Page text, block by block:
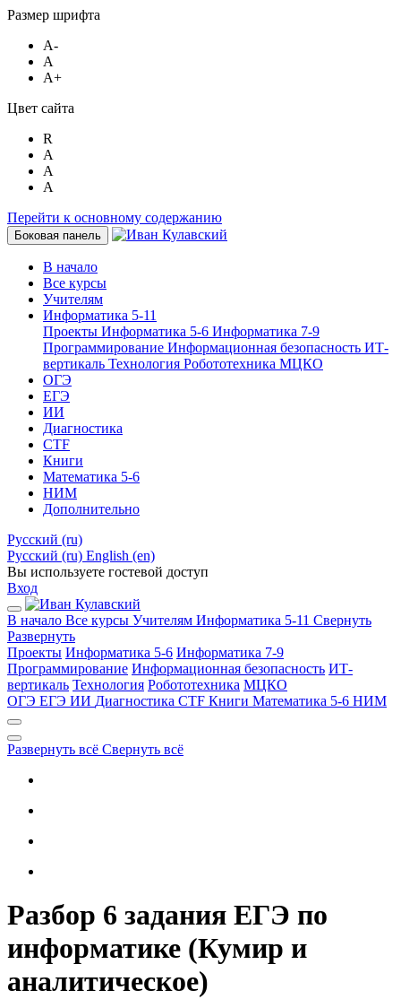
Размер шрифта
A-
A
A+
Цвет сайта
R
A
A
A
Перейти к основному содержанию
Боковая панель
В начало
Все курсы
Учителям
Информатика 5-11
Проекты Информатика 5-6 Информатика 7-9
Программирование Информационная безопасность ИТ-
вертикаль Технология Робототехника МЦКО
ОГЭ
ЕГЭ
ИИ
Диагностика
CTF
Книги
Математика 5-6
НИМ
Дополнительно
Русский ‎(ru)‎
Русский ‎(ru)‎ English ‎(en)‎
Вы используете гостевой доступ
Вход
В начало Все курсы Учителям Информатика 5-11 Свернуть
Развернуть
Проекты Информатика 5-6 Информатика 7-9
Программирование Информационная безопасность ИТ-
вертикаль Технология Робототехника МЦКО
ОГЭ ЕГЭ ИИ Диагностика CTF Книги Математика 5-6 НИМ
Развернуть всё Свернуть всё
Разбор 6 задания ЕГЭ по
информатике (Кумир и
аналитическое)